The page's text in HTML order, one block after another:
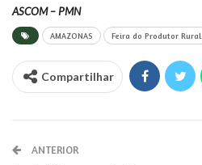
ASCOM – PMN
AMAZONAS Feira do Produtor Rural
Compartilhar
ANTERIOR